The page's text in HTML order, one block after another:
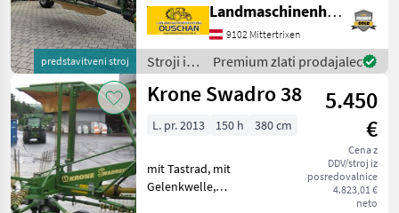
predstavitveni stroj
Breitenverstellung von
680cm auf 760cm - 13
Zinkenarme mit je 4
Doppelzinken - 6-R
Landmaschinenhandel Ouschan Anton
9102 Mittertrixen
Stroji in
oprema
za žetev
spravilo
Premium zlati prodajalec
Krone Swadro 38
5.450
€
Cena z
DDV/stroj iz
posredovalnice
4.823,01 €
neto
L. pr. 2013 150 h 380 cm
mit Tastrad, mit
Gelenkwelle,